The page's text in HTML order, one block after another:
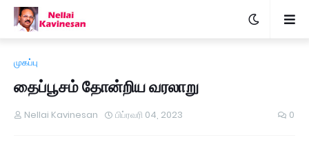
முகப்பு
தைப்பூசம் தோன்றிய வரலாறு
Nellai Kavinesan பிப்ரவரி 04, 2023 0